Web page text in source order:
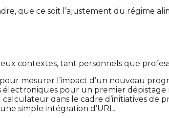
que ce soit l’ajustement du régime
contextes, tant personnels que
mesurer l’impact d’un nouveau
électroniques pour un premier dépistage
dans le cadre d’initiatives de
simple intégration d’URL.